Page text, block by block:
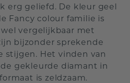
erg geliefd. De kleur geel
Fancy colour familie is
vergelijkbaar met
bijzonder sprekende
stijgen. Het vinden van
gekleurde diamant in
is zeldzaam.